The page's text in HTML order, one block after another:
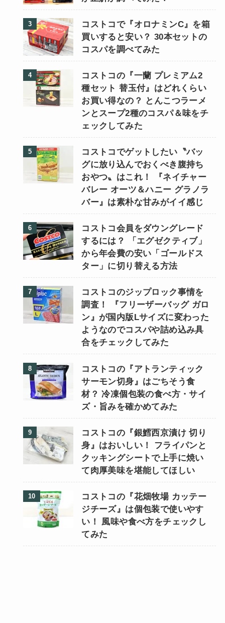
コストコで『オロナミンC』を箱
買いすると安い？ 30本セットの
コスパを調べてみた
コストコの『一蘭 プレミアム2
種セット 替玉付』はどれくらい
お買い得なの？ とんこつラーメ
ンとスープ2種のコスパ＆味をチ
ェックしてみた
コストコでゲットしたい〝バッ
グに放り込んでおくべき腹持ち
おやつ〟はこれ！ 『ネイチャー
バレー オーツ＆ハニー グラノラ
バー』は素朴な甘みがイイ感じ
コストコ会員をダウングレード
するには？ 「エグゼクティブ」
から年会費の安い「ゴールドス
ター」に切り替える方法
コストコのジップロック事情を
調査！ 『フリーザーバッグ ガロ
ン』が国内版Lサイズに変わった
ようなのでコスパや詰め込み具
合をチェックしてみた
コストコの『アトランティック
サーモン切身』はごちそう食
材？ 冷凍個包装の食べ方・サイ
ズ・旨みを確かめてみた
コストコの『銀鱈西京漬け 切り
身』はおいしい！ フライパンと
クッキングシートで上手に焼い
て肉厚美味を堪能してほしい
コストコの『花畑牧場 カッテー
ジチーズ』は個包装で使いやす
い！ 風味や食べ方をチェックし
てみた